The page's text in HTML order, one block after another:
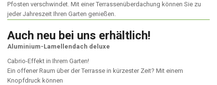
Pfosten verschwindet. Mit einer Terrassenüberdachung können Sie zu
jeder Jahreszeit Ihren Garten genießen.
Auch neu bei uns erhältlich!
Aluminium-Lamellendach deluxe
Cabrio-Effekt in Ihrem Garten!
Ein offener Raum über der Terrasse in kürzester Zeit? Mit einem
Knopfdruck können